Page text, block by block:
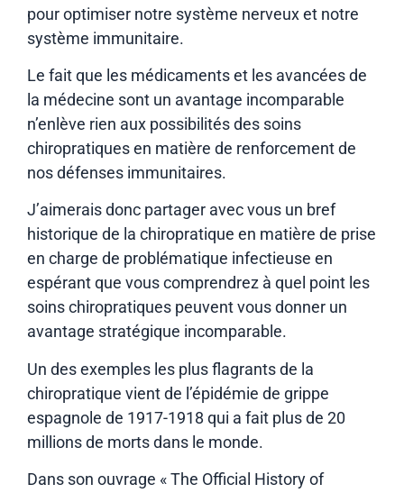
pour optimiser notre système nerveux et notre
système immunitaire.
Le fait que les médicaments et les avancées de
la médecine sont un avantage incomparable
n’enlève rien aux possibilités des soins
chiropratiques en matière de renforcement de
nos défenses immunitaires.
J’aimerais donc partager avec vous un bref
historique de la chiropratique en matière de prise
en charge de problématique infectieuse en
espérant que vous comprendrez à quel point les
soins chiropratiques peuvent vous donner un
avantage stratégique incomparable.
Un des exemples les plus flagrants de la
chiropratique vient de l’épidémie de grippe
espagnole de 1917-1918 qui a fait plus de 20
millions de morts dans le monde.
Dans son ouvrage « The Official History of